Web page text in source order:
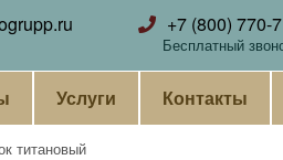
+7 (800) 770-
Бесплатный
Услуги Контакты
титановый